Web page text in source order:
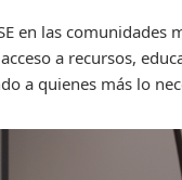
en las
a recursos,
a quienes más lo